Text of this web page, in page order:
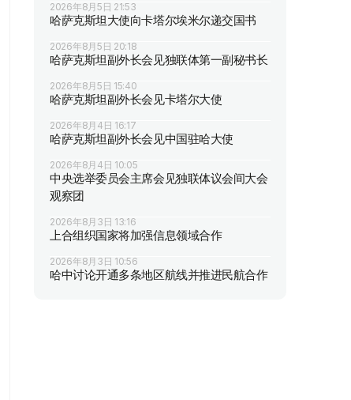
2026年8月5日 21:53
哈萨克斯坦大使向卡塔尔埃米尔递交国书
2026年8月5日 20:18
哈萨克斯坦副外长会见独联体第一副秘书长
2026年8月5日 15:40
哈萨克斯坦副外长会见卡塔尔大使
2026年8月4日 16:17
哈萨克斯坦副外长会见中国驻哈大使
2026年8月4日 10:05
中央选举委员会主席会见独联体议会间大会
观察团
2026年8月3日 13:16
上合组织国家将加强信息领域合作
2026年8月3日 10:56
哈中讨论开通多条地区航线并推进民航合作